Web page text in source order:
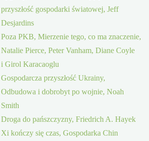
przyszłość gospodarki światowej, Jeff
Desjardins
Poza PKB, Mierzenie tego, co ma znaczenie,
Natalie Pierce, Peter Vanham, Diane Coyle
i Girol Karacaoglu
Gospodarcza przyszłość Ukrainy,
Odbudowa i dobrobyt po wojnie, Noah
Smith
Droga do pańszczyzny, Friedrich A. Hayek
Xi kończy się czas, Gospodarka Chin